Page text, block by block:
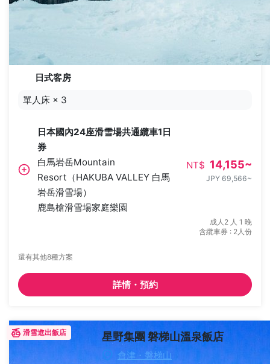
日式客房
單人床 × 3
日本國內24座滑雪場共通纜車1日
券
白馬岩岳Mountain
Resort（HAKUBA VALLEY 白馬
岩岳滑雪場）
鹿島槍滑雪場家庭樂園
NT$ 14,155~
JPY 69,566~
成人2 人 1 晚
含纜車券 : 2人份
還有其他8種方案
詳情・預約
滑雪進出飯店 星野集團 磐梯山溫泉飯店
會津・磐梯山